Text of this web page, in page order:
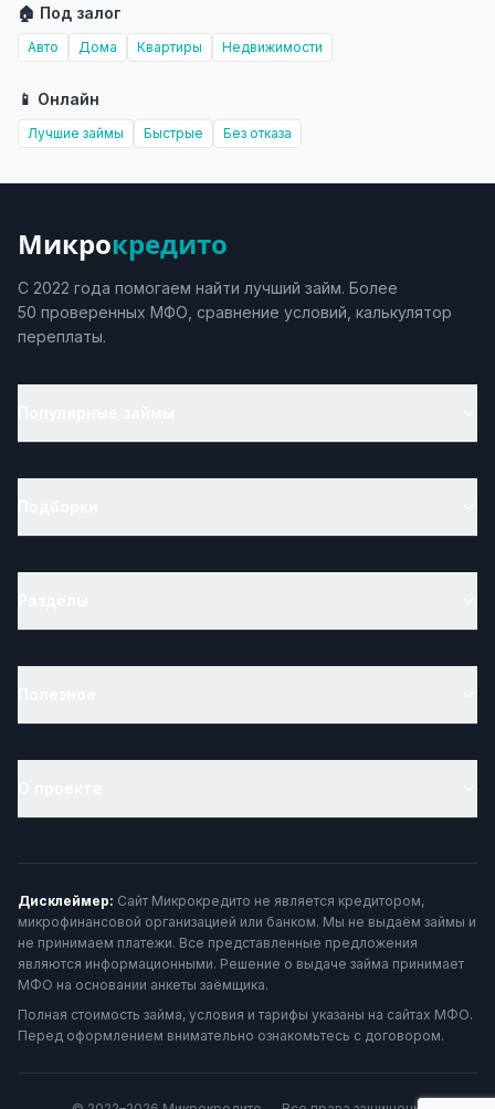
🏠 Под залог
Авто Дома Квартиры Недвижимости
📱 Онлайн
Лучшие займы Быстрые Без отказа
Микрокредито
С 2022 года помогаем найти лучший займ. Более
50 проверенных МФО, сравнение условий, калькулятор
переплаты.
Дисклеймер: Сайт Микрокредито не является кредитором,
микрофинансовой организацией или банком. Мы не выдаём займы и
не принимаем платежи. Все представленные предложения
являются информационными. Решение о выдаче займа принимает
МФО на основании анкеты заёмщика.
Полная стоимость займа, условия и тарифы указаны на сайтах МФО.
Перед оформлением внимательно ознакомьтесь с договором.